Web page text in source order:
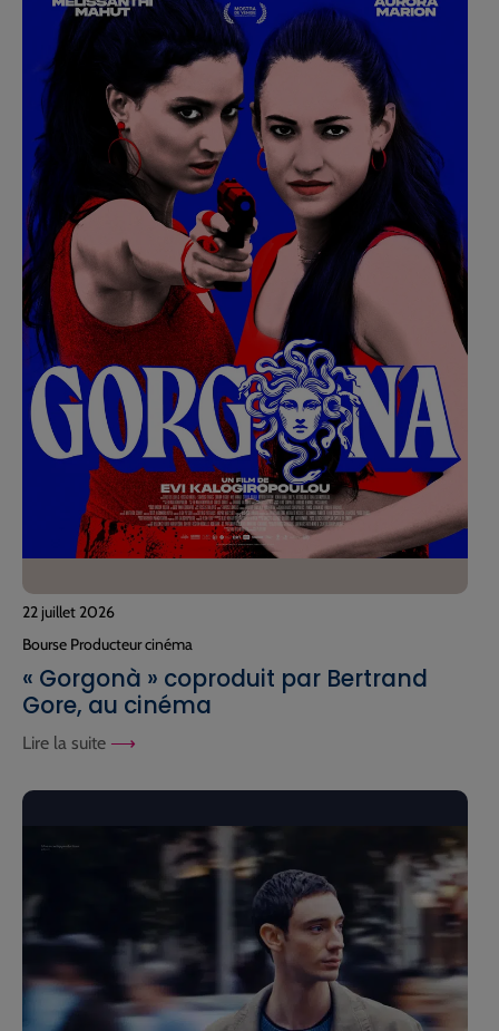
22 juillet 2026
Bourse Producteur cinéma
« Gorgonà » coproduit par Bertrand
Gore, au cinéma
Lire la suite